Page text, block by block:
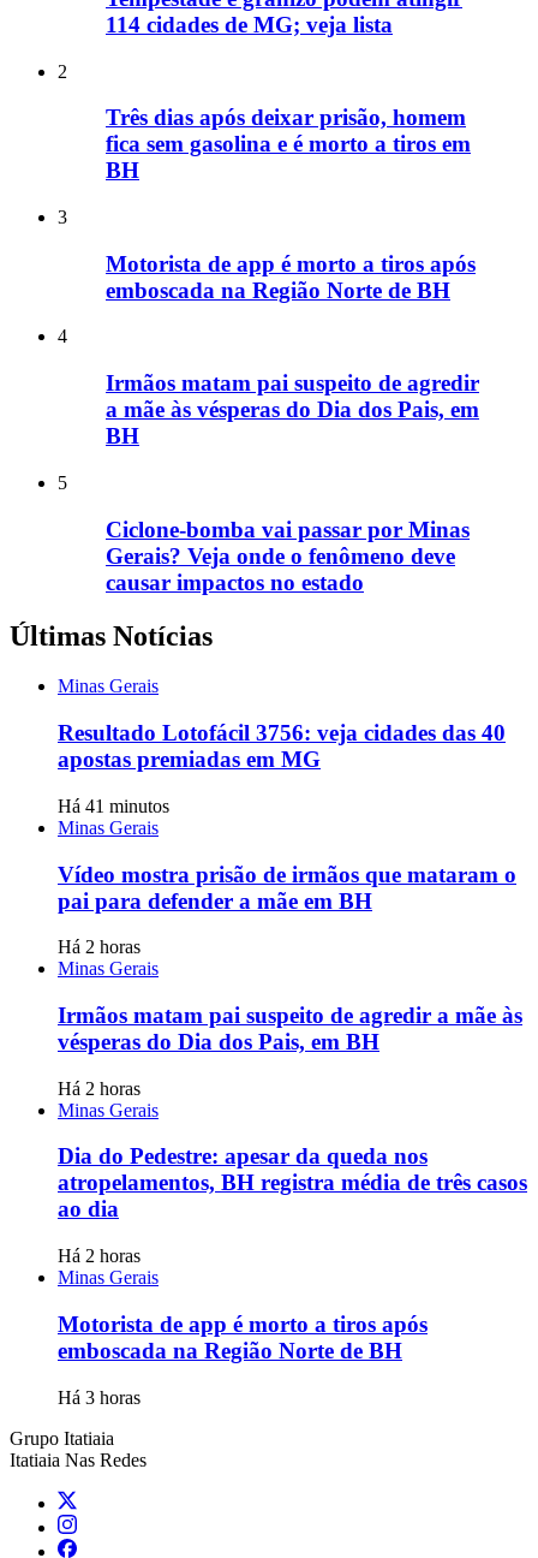
114 cidades de MG; veja lista
2
Três dias após deixar prisão, homem
fica sem gasolina e é morto a tiros em
BH
3
Motorista de app é morto a tiros após
emboscada na Região Norte de BH
4
Irmãos matam pai suspeito de agredir
a mãe às vésperas do Dia dos Pais, em
BH
5
Ciclone-bomba vai passar por Minas
Gerais? Veja onde o fenômeno deve
causar impactos no estado
Últimas Notícias
Minas Gerais
Resultado Lotofácil 3756: veja cidades das 40
apostas premiadas em MG
Há 41 minutos
Minas Gerais
Vídeo mostra prisão de irmãos que mataram o
pai para defender a mãe em BH
Há 2 horas
Minas Gerais
Irmãos matam pai suspeito de agredir a mãe às
vésperas do Dia dos Pais, em BH
Há 2 horas
Minas Gerais
Dia do Pedestre: apesar da queda nos
atropelamentos, BH registra média de três casos
ao dia
Há 2 horas
Minas Gerais
Motorista de app é morto a tiros após
emboscada na Região Norte de BH
Há 3 horas
Grupo Itatiaia
Itatiaia Nas Redes